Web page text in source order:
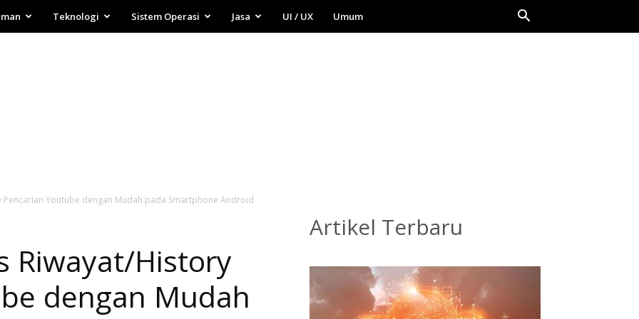
Teknologi Sistem Operasi Jasa UI / UX Umum
Pencarian Youtube dengan Mudah pada Smartphone Android
Riwayat/History
dengan Mudah
Artikel Terbaru